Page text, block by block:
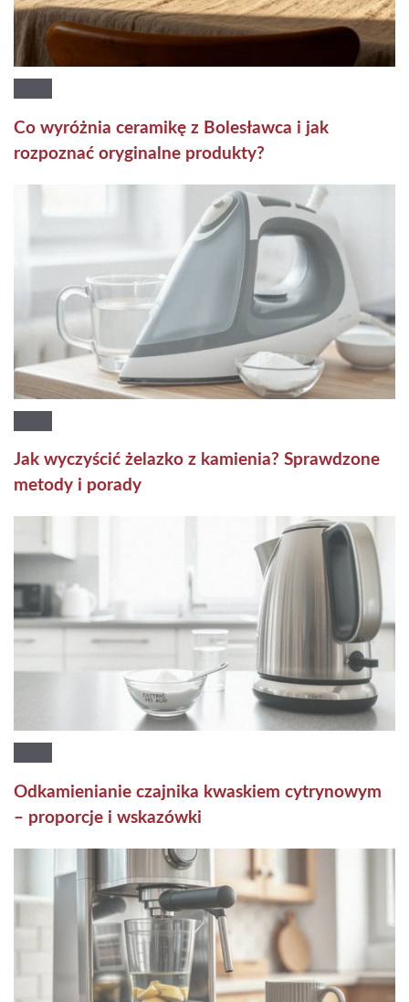
Co wyróżnia ceramikę z Bolesławca i jak
rozpoznać oryginalne produkty?
Jak wyczyścić żelazko z kamienia? Sprawdzone
metody i porady
Odkamienianie czajnika kwaskiem cytrynowym
– proporcje i wskazówki